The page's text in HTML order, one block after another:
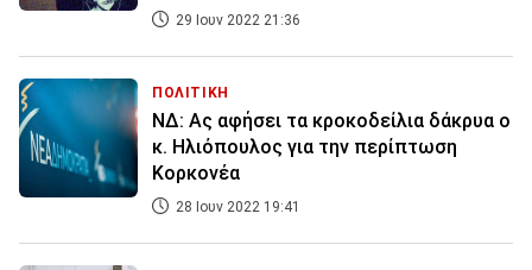
29 Ιουν 2022 21:36
ΠΟΛΙΤΙΚΗ
ΝΔ: Ας αφήσει τα κροκοδείλια δάκρυα ο
κ. Ηλιόπουλος για την περίπτωση
Κορκονέα
28 Ιουν 2022 19:41